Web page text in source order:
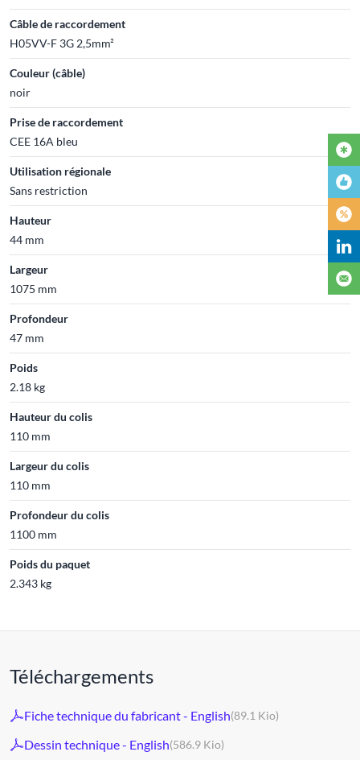
Câble de raccordement
H05VV-F 3G 2,5mm²
Couleur (câble)
noir
Prise de raccordement
CEE 16A bleu
Utilisation régionale
Sans restriction
Hauteur
44 mm
Largeur
1075 mm
Profondeur
47 mm
Poids
2.18 kg
Hauteur du colis
110 mm
Largeur du colis
110 mm
Profondeur du colis
1100 mm
Poids du paquet
2.343 kg
Téléchargements
Fiche technique du fabricant - English(89.1 Kio)
Dessin technique - English(586.9 Kio)